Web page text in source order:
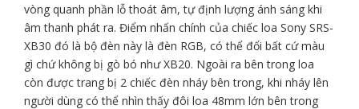
vòng quanh phần lỗ thoát âm, tự định lượng ánh sáng khi
âm thanh phát ra. Điểm nhấn chính của chiếc loa Sony SRS-
XB30 đó là bộ đèn này là đèn RGB, có thể đổi bất cứ màu
gì chứ không bị gò bó như XB20. Ngoài ra bên trong loa
còn được trang bị 2 chiếc đèn nháy bên trong, khi nháy lên
người dùng có thể nhìn thấy đôi loa 48mm lớn bên trong